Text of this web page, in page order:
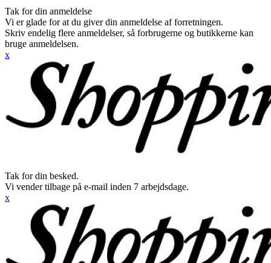
Tak for din anmeldelse
Vi er glade for at du giver din anmeldelse af forretningen.
Skriv endelig flere anmeldelser, så forbrugerne og butikkerne kan
bruge anmeldelsen.
x
Tak for din besked.
Vi vender tilbage på e-mail inden 7 arbejdsdage.
x